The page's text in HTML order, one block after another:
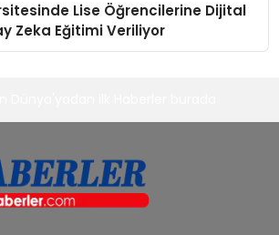
Lise Öğrencilerine Dijital
Zeka Eğitimi Veriliyor